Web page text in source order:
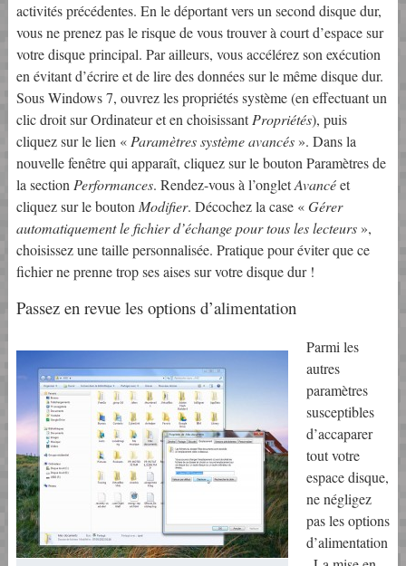
activités précédentes. En le déportant vers un second disque dur,
vous ne prenez pas le risque de vous trouver à court d’espace sur
votre disque principal. Par ailleurs, vous accélérez son exécution
en évitant d’écrire et de lire des données sur le même disque dur.
Sous Windows 7, ouvrez les propriétés système (en effectuant un
clic droit sur Ordinateur et en choisissantPropriétés), puis
cliquez sur le lien «Paramètres système avancés». Dans la
nouvelle fenêtre qui apparaît, cliquez sur le bouton Paramètres de
la sectionPerformances. Rendez-vous à l’ongletAvancéet
cliquez sur le boutonModifier. Décochez la case «Gérer
automatiquement le fichier d’échange pour tous les lecteurs»,
choisissez une taille personnalisée. Pratique pour éviter que ce
fichier ne prenne trop ses aises sur votre disque dur !
Passez en revue les options d’alimentation
Parmi les
autres
paramètres
susceptibles
d’accaparer
tout votre
espace disque,
ne négligez
pas les options
d’alimentation